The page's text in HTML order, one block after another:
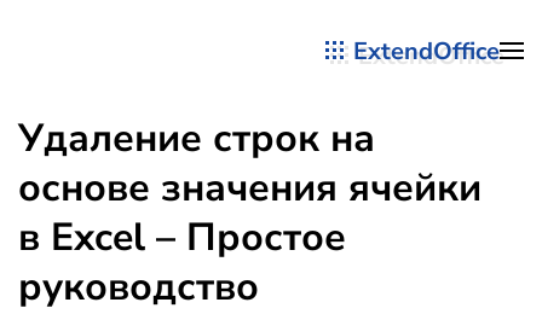
ExtendOffice
Удаление строк на
основе значения ячейки
в Excel – Простое
руководство